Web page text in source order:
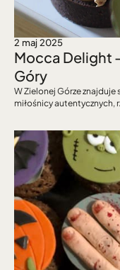
2 maj 2025
Mocca Delight
Góry
W Zielonej Górze
miłośnicy autentycznych,